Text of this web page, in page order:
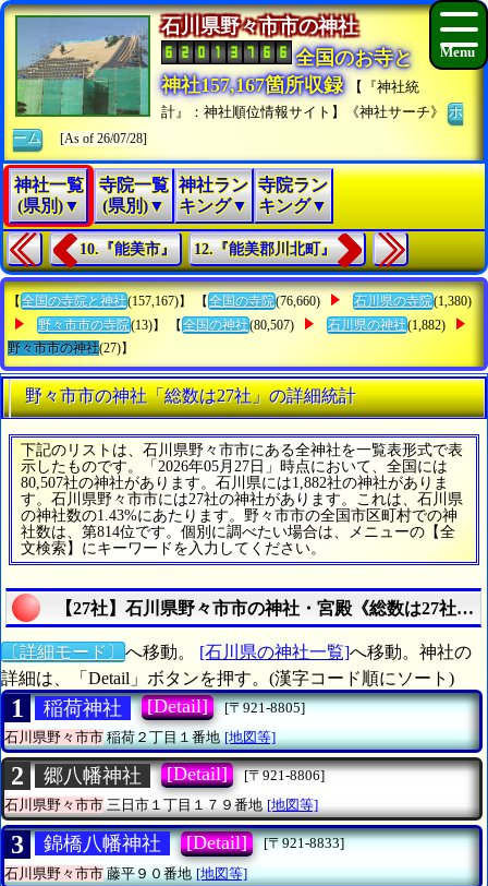
石川県野々市市の神社
全国のお寺と
神社157,167箇所収録
【『神社統
計』：神社順位情報サイト】《神社サーチ》ホ
ーム
[As of 26/07/28]
神社一覧
(県別)▼
寺院一覧
(県別)▼
神社ラン
キング▼
寺院ラン
キング▼
10.『能美市』 12.『能美郡川北町』
【 全国の寺院と神社(157,167)】 【 全国の寺院(76,660) 石川県の寺院(1,380)
野々市市の寺院(13)】 【 全国の神社(80,507) 石川県の神社(1,882)
野々市市の神社(27)】
野々市市の神社「総数は27社」の詳細統計
下記のリストは、石川県野々市市にある全神社を一覧表形式で表
示したものです。「2026年05月27日」時点において、全国には
80,507社の神社があります。石川県には1,882社の神社がありま
す。石川県野々市市には27社の神社があります。これは、石川県
の神社数の1.43%にあたります。野々市市の全国市区町村での神
社数は、第814位です。個別に調べたい場合は、メニューの【全
文検索】にキーワードを入力してください。
【27社】石川県野々市市の神社・宮殿《総数は27社》
〔詳細モード〕 へ移動。 [石川県の神社一覧]へ移動。神社の
詳細は、「Detail」ボタンを押す。(漢字コード順にソート)
1 稲荷神社 [Detail]
[〒921-8805]
石川県野々市市稲荷２丁目１番地 [地図等]
2 郷八幡神社 [Detail]
[〒921-8806]
石川県野々市市三日市１丁目１７９番地 [地図等]
3 錦橋八幡神社 [Detail]
[〒921-8833]
石川県野々市市藤平９０番地 [地図等]